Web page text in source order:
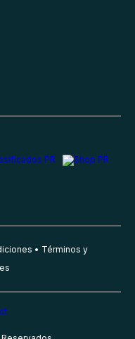
Términos y